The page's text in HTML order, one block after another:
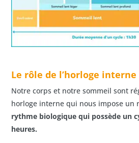
Le rôle de l’horloge interne
Notre corps et notre sommeil sont
horloge interne qui nous impose un
rythme biologique qui possède un
heures.